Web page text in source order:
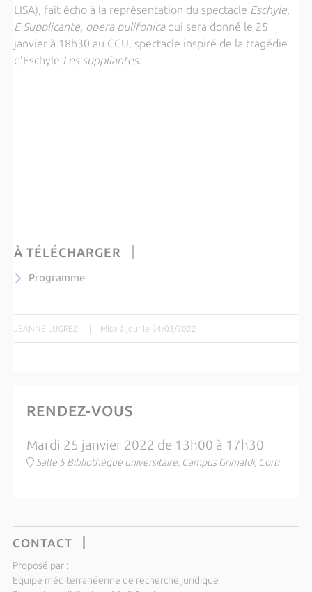
LISA), fait écho à la représentation du spectacle Eschyle,
E Supplicante, opera pulifonicaqui sera donné le 25
janvier à 18h30 au CCU, spectacle inspiré de la tragédie
d’Eschyle Les suppliantes.
À TÉLÉCHARGER
Programme
JEANNE LUGREZI | Mise à jour le 24/03/2022
RENDEZ-VOUS
Mardi 25 janvier 2022 de 13h00 à 17h30
Salle 5 Bibliothèque universitaire, Campus Grimaldi, Corti
CONTACT
Proposé par :
Equipe méditerranéenne de recherche juridique